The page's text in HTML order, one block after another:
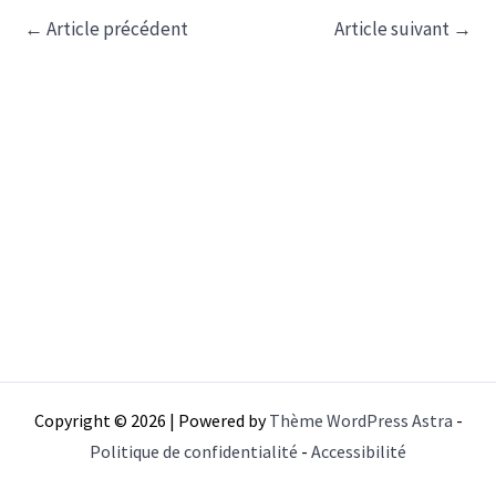
← Article précédent Article suivant →
Copyright © 2026 | Powered byThème WordPress Astra -
Politique de confidentialité - Accessibilité